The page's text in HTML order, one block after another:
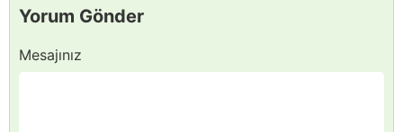
Yorum Gönder
Mesajınız